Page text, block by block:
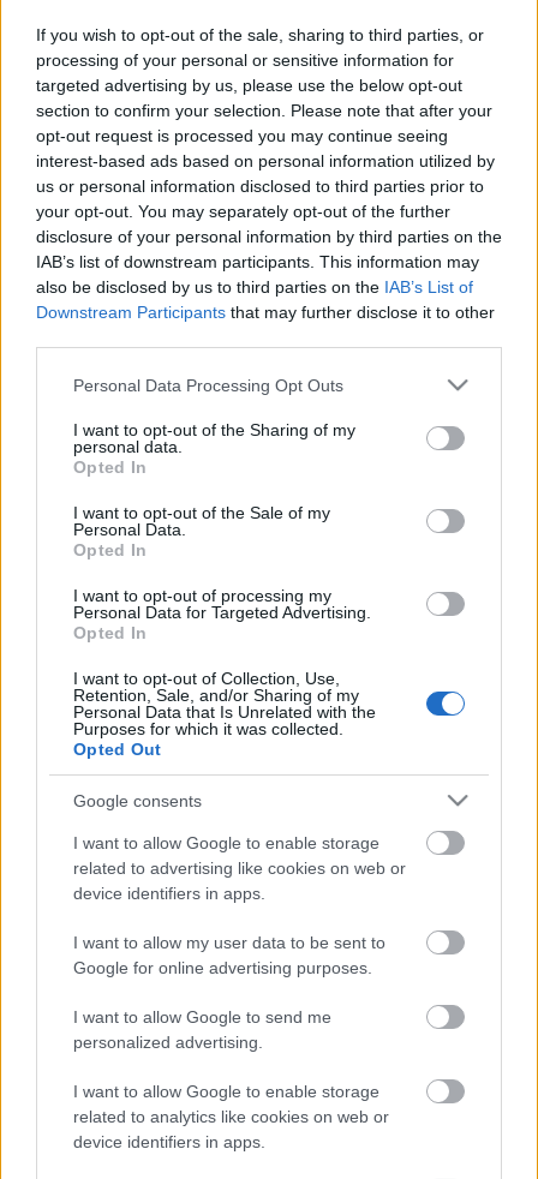
If you wish to opt-out of the sale, sharing to third parties, or
processing of your personal or sensitive information for
targeted advertising by us, please use the below opt-out
section to confirm your selection. Please note that after your
opt-out request is processed you may continue seeing
interest-based ads based on personal information utilized by
us or personal information disclosed to third parties prior to
your opt-out. You may separately opt-out of the further
disclosure of your personal information by third parties on the
IAB’s list of downstream participants. This information may
also be disclosed by us to third parties on the IAB’s List of
Downstream Participants that may further disclose it to other
Please note that this website/app uses one or more Google
not limited to your visit or usage behaviour. You may click to
grant or deny consent to Google and its third-party tags to
use your data for below specified purposes in below Google
consent section.
Personal Data Processing Opt Outs
I want to opt-out of the Sharing of my
personal data.
Opted In
I want to opt-out of the Sale of my
Personal Data.
Opted In
I want to opt-out of processing my
Personal Data for Targeted Advertising.
Opted In
I want to opt-out of Collection, Use,
Retention, Sale, and/or Sharing of my
Personal Data that Is Unrelated with the
Purposes for which it was collected.
Opted Out
Google consents
I want to allow Google to enable storage
related to advertising like cookies on web or
device identifiers in apps.
I want to allow my user data to be sent to
Google for online advertising purposes.
I want to allow Google to send me
personalized advertising.
I want to allow Google to enable storage
related to analytics like cookies on web or
device identifiers in apps.
elektromos rendszerét le kellett cserélni, mert nem
bírták a terhelést a vezetékek és a biztosítékok. Nem
mintha fényárban úszott volna színház, de Karajan
elképzelése az volt, hogy elképesztő erejű reflektorok
elé sokcenti vastag üveglapokat helyez el. Ahogy az
igazgató, Rudolf Bing mondta, nem nagyon érti, mi
lett volna a különbség, ha kevésbé erős reflektorok
elé vékonyabb üveglapokat tesznek, de nem
vitatkozott, megszerezte a pénzt és fizetett.
A kérdés az, még ma is, hogy vajon az ilyesmi jobban
megérteti velünk Wagnert vagy eltávolít. Hogy
behelyezi őt valami luxuskategóriába, milliárdos
költségvetés alatt el sem érdemes kezdeni a vele való
foglalkozást, vagy csak épp a megfelelő helyre teszi,
ez jár neki.
Nem fogom tudni megválaszolni a kérdést, csak épp
eszembe jut egy Walkür első felvonás, valahol a
Várban játszották, egy udvarban. Három énekes
(Temesi Mária volt az egyik), egy zongora, Salamon
Suba László épp csak rendezésnek nevezhető
rendezése. Akkor nem hiányzott semmi. De lehet,
Címkék:Richard Wagner
Bronzpulóver
Kandúrharc